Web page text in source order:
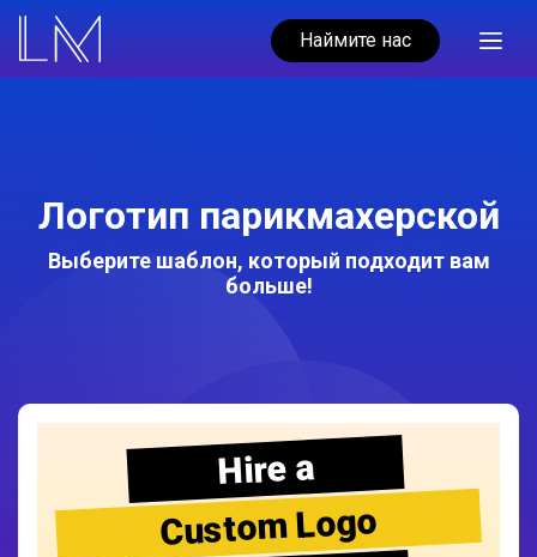
Наймите нас
Логотип парикмахерской
Выберите шаблон, который подходит вам
больше!
Hire a
Custom Logo